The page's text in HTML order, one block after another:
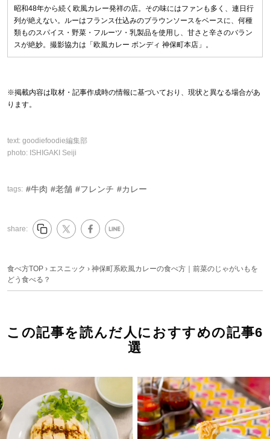
昭和48年から続く欧風カレー発祥の店。その味にはファンも多く、連日行
列が絶えない。ルーはフランス仕込みのブラウンソースをベースに、何種
類ものスパイス・野菜・フルーツ・乳製品を使用し、甘さと辛さのバラン
スが絶妙。撮影協力は「欧風カレー ボンディ 神保町本店」。
※掲載内容は取材・記事作成時の情報に基づいており、現状と異なる場合があ
ります。
text: goodiefoodie編集部
photo: ISHIGAKI Seiji
tags: 牛肉 老舗 フレンチ カレー
share:
食べ方TOP › エスニック › 神保町系欧風カレーの食べ方｜前菜のじゃがいもを
どう食べる？
この記事を読んだ人におすすめの記事6
選